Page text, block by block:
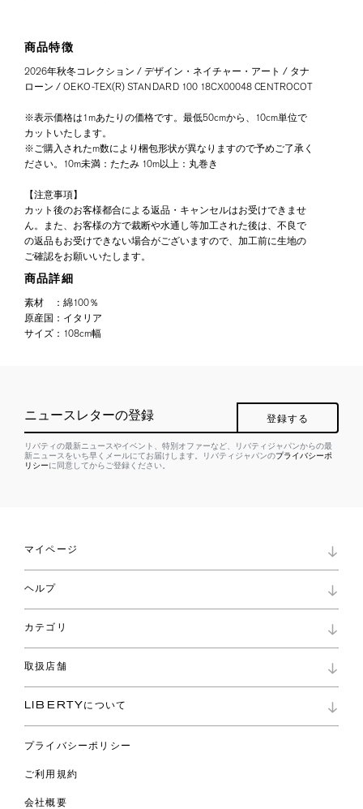
商品特徴
2026年秋冬コレクション / デザイン・ネイチャー・アート / タナ
ローン / OEKO-TEX(R) STANDARD 100 18CX00048 CENTROCOT
※表示価格は1mあたりの価格です。最低50cmから、10cm単位で
カットいたします。
※ご購入されたm数により梱包形状が異なりますので予めご了承く
ださい。10m未満：たたみ 10m以上：丸巻き
【注意事項】
カット後のお客様都合による返品・キャンセルはお受けできませ
ん。また、お客様の方で裁断や水通し等加工された後は、不良で
の返品もお受けできない場合がございますので、加工前に生地の
ご確認をお願いいたします。
商品詳細
素材 ： 綿100％
原産国 ： イタリア
サイズ ： 108cm幅
ニュースレターの登録 登録する
リバティの最新ニュースやイベント、特別オファーなど、リバティジャパンからの最
新ニュースをいち早くメールにてお届けします。リバティジャパンのプライバシーポ
リシーに同意してからご登録ください。
マイページ
ロイヤリティプログラム
パスワード再設定
ショッピングバッグ
ヘルプ
お問い合わせ
よくあるご質問
ご利用ガイド
カテゴリ
コレクション
ファブリックス
バッグ
ウェア
ライフスタイル
スペシャル
取扱店舗
リバティ・ファブリックス
LIBERTYについて
プライバシーポリシー
ご利用規約
会社概要